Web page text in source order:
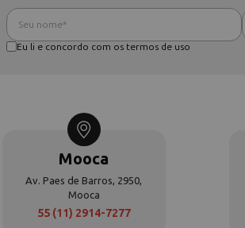
Eu li e concordo com os termos de uso
Mooca
Av. Paes de Barros, 2950,
Mooca
55 (11) 2914-7277